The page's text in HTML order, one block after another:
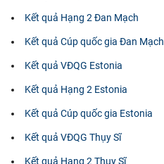
Kết quả Hạng 2 Đan Mạch
Kết quả Cúp quốc gia Đan Mạch
Kết quả VĐQG Estonia
Kết quả Hạng 2 Estonia
Kết quả Cúp quốc gia Estonia
Kết quả VĐQG Thụy Sĩ
Kết quả Hạng 2 Thụy Sĩ